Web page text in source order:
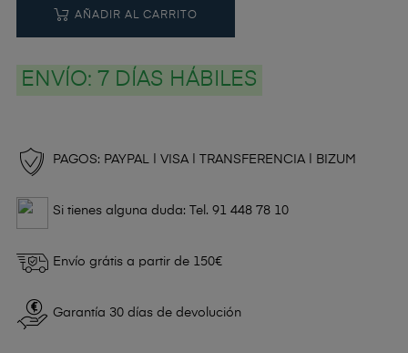
AÑADIR AL CARRITO
ENVÍO: 7 DÍAS HÁBILES
PAGOS: PAYPAL | VISA | TRANSFERENCIA | BIZUM
Si tienes alguna duda: Tel. 91 448 78 10
Envío grátis a partir de 150€
Garantía 30 días de devolución